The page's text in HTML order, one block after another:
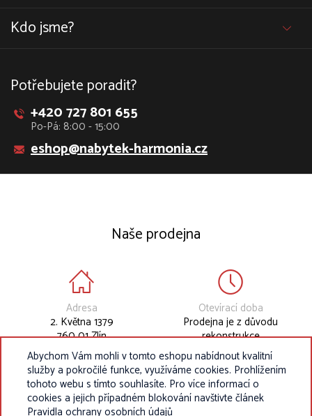
Kdo jsme?
Potřebujete poradit?
+420 727 801 655
Po-Pá: 8:00 - 15:00
eshop@nabytek-harmonia.cz
Naše prodejna
Adresa
2. Května 1379
760 01 Zlín
Otevírací doba
Prodejna je z důvodu
rekonstrukce
dočasně uzavřena.
Abychom Vám mohli v tomto eshopu nabídnout kvalitní
služby a pokročilé funkce, využíváme cookies. Prohlížením
tohoto webu s tímto souhlasíte. Pro více informací o
cookies a jejich případném blokování navštivte článek
Pravidla ochrany osobních údajů